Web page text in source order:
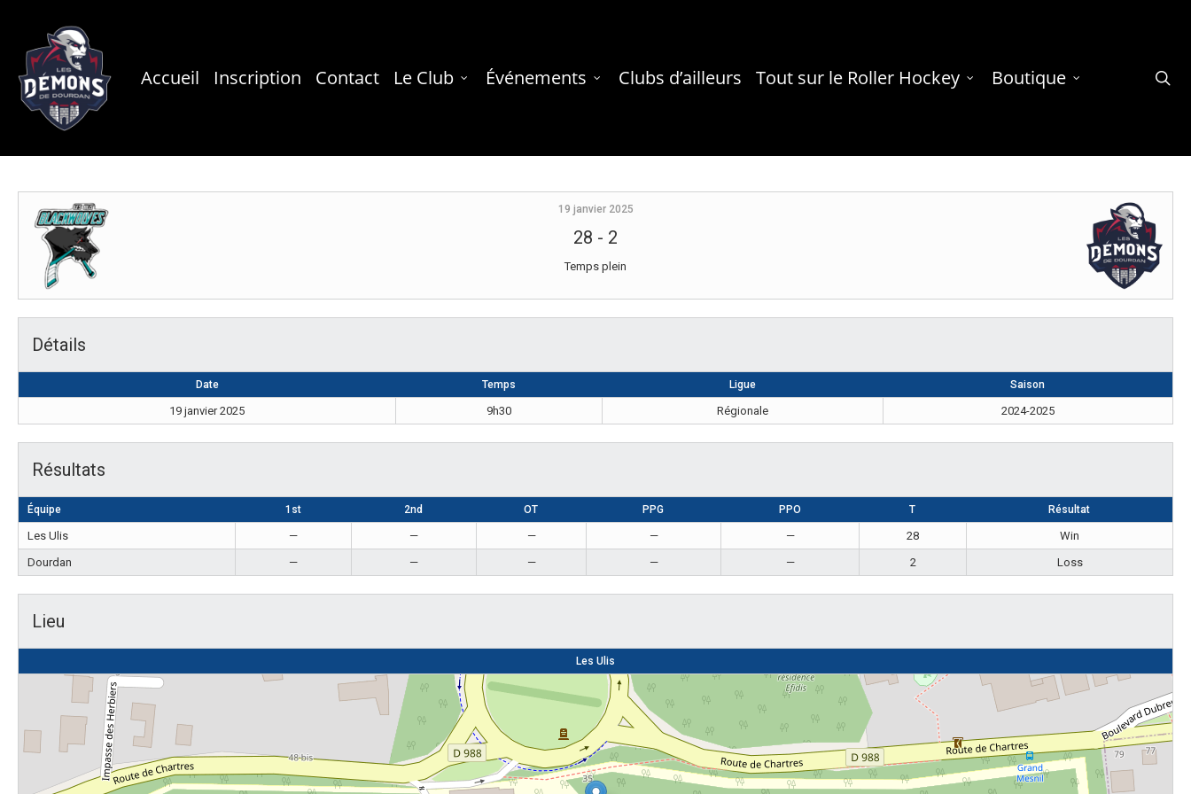
main
content
Accueil Inscription Contact Le Club Événements Clubs d’ailleurs Tout sur le Roller Hockey Boutique
19 janvier 2025
28 - 2
Temps plein
Détails
Date Temps Ligue Saison
19 janvier 2025 9h30 Régionale 2024-2025
Résultats
Équipe 1st 2nd OT PPG PPO T Résultat
Les Ulis — — — — — 28
Win
Dourdan
— — — — — 2 Loss
Lieu
Les Ulis